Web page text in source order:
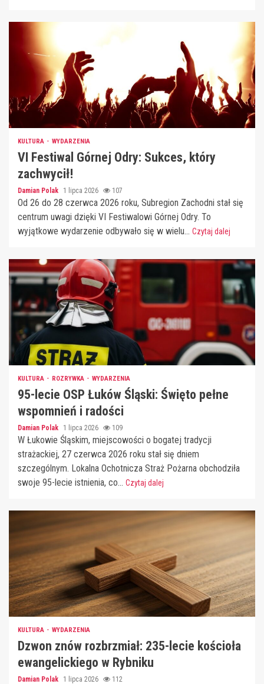
KULTURA WYDARZENIA
VI Festiwal Górnej Odry: Sukces, który
zachwycił!
Damian Polak 1 lipca 2026 107
Od 26 do 28 czerwca 2026 roku, Subregion Zachodni stał się
centrum uwagi dzięki VI Festiwalowi Górnej Odry. To
wyjątkowe wydarzenie odbywało się w wielu... Czytaj dalej
KULTURA ROZRYWKA WYDARZENIA
95-lecie OSP Łuków Śląski: Święto pełne
wspomnień i radości
Damian Polak 1 lipca 2026 109
W Łukowie Śląskim, miejscowości o bogatej tradycji
strażackiej, 27 czerwca 2026 roku stał się dniem
szczególnym. Lokalna Ochotnicza Straż Pożarna obchodziła
swoje 95-lecie istnienia, co... Czytaj dalej
KULTURA WYDARZENIA
Dzwon znów rozbrzmiał: 235-lecie kościoła
ewangelickiego w Rybniku
Damian Polak 1 lipca 2026 112